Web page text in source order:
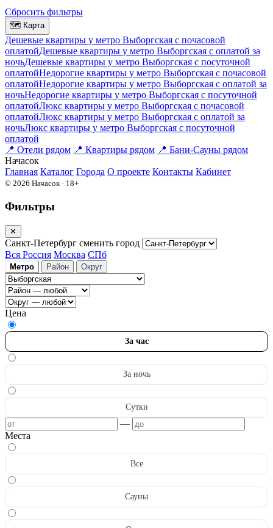
Сбросить фильтры
🗺 Карта
Дешевые квартиры у метро Выборгская c почасовой
оплатойДешевые квартиры у метро Выборгская с оплатой за
ночьДешевые квартиры у метро Выборгская c посуточной
оплатойНедорогие квартиры у метро Выборгская c почасовой
оплатойНедорогие квартиры у метро Выборгская с оплатой за
ночьНедорогие квартиры у метро Выборгская c посуточной
оплатойЛюкс квартиры у метро Выборгская c почасовой
оплатойЛюкс квартиры у метро Выборгская с оплатой за
ночьЛюкс квартиры у метро Выборгская c посуточной
оплатой
📍 Отели рядом 📍 Квартиры рядом 📍 Бани-Сауны рядом
Начасок
Главная Каталог Города О проекте Контакты Кабинет
© 2026 Начасок · 18+
Фильтры
✕
Санкт-Петербург сменить город
Вся Россия Москва СПб
Метро Район Округ
Цена
За час
За ночь
Сутки
—
Места
Все
Сауны